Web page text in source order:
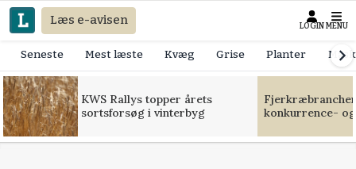
Læs e-avisen LOGIN MENU
Seneste Mest læste Kvæg Grise Planter
KWS Rallys topper årets
sortsforsøg i vinterbyg
konkurrence-